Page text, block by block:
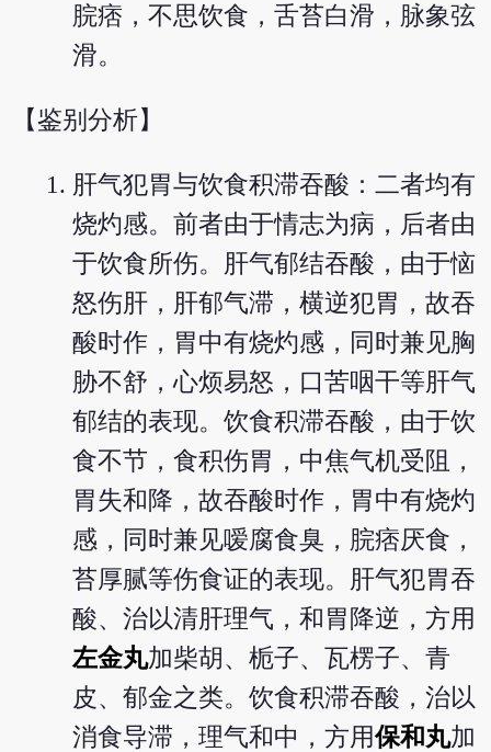
脘痞，不思饮食，舌苔白滑，脉象弦
滑。
【鉴别分析】
肝气犯胃与饮食积滞吞酸：二者均有
烧灼感。前者由于情志为病，后者由
于饮食所伤。肝气郁结吞酸，由于恼
怒伤肝，肝郁气滞，横逆犯胃，故吞
酸时作，胃中有烧灼感，同时兼见胸
胁不舒，心烦易怒，口苦咽干等肝气
郁结的表现。饮食积滞吞酸，由于饮
食不节，食积伤胃，中焦气机受阻，
胃失和降，故吞酸时作，胃中有烧灼
感，同时兼见嗳腐食臭，脘痞厌食，
苔厚腻等伤食证的表现。肝气犯胃吞
酸、治以清肝理气，和胃降逆，方用
左金丸加柴胡、栀子、瓦楞子、青
皮、郁金之类。饮食积滞吞酸，治以
消食导滞，理气和中，方用保和丸加